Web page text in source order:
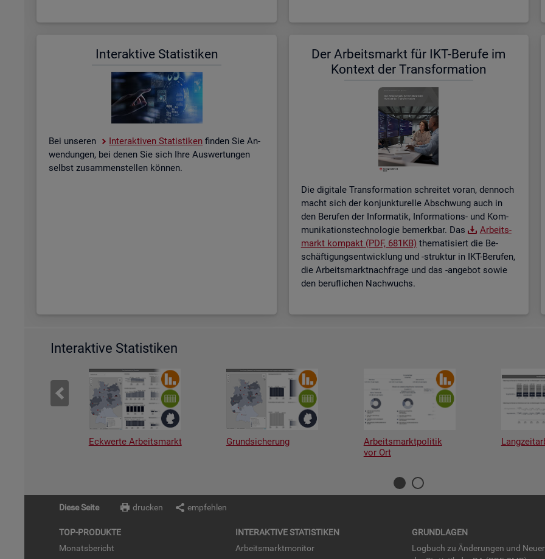
In­ter­ak­ti­ve Sta­tis­ti­ken
Bei un­se­ren In­ter­ak­ti­ven Sta­tis­ti­ken fin­den Sie An­
wen­dun­gen, bei denen Sie sich Ihre Aus­wer­tun­gen
selbst zu­sam­men­stel­len kön­nen.
Der Ar­beits­markt für IKT-Be­ru­fe im
Kon­text der Trans­for­ma­ti­on
Die di­gi­ta­le Trans­for­ma­ti­on schrei­tet voran, den­noch
macht sich der kon­junk­tu­rel­le Ab­schwung auch in
den Be­ru­fen der In­for­ma­tik, In­for­ma­ti­ons- und Kom­
mu­ni­ka­ti­ons­tech­no­lo­gie be­merk­bar. Das
Ar­beits­
markt kom­pakt (PDF, 681KB) the­ma­ti­siert die Be­
schäf­ti­gungs­ent­wick­lung und -struk­tur in IKT-Be­ru­fen,
die Ar­beits­markt­nach­fra­ge und das -an­ge­bot sowie
den be­ruf­li­chen Nach­wuchs.
Interaktive Statistiken
Eckwerte Arbeitsmarkt Grundsicherung
Arbeitsmarktpolitik
vor Ort
Diese Seite drucken empfehlen
TOP-PRO­DUK­TE
Mo­nats­be­richt
IN­TER­AK­TI­VE STA­TIS­TI­KEN
Ar­beits­markt­mo­ni­tor
GRUND­LA­GEN
Log­buch zu Än­de­run­gen und